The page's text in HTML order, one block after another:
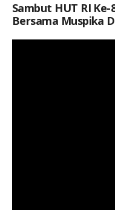
Sambut HUT RI
Bersama Muspika
Keterangan Gambar: Brigpol Jerico Pasaribu, S.H., M.H., Saat Kegiatan